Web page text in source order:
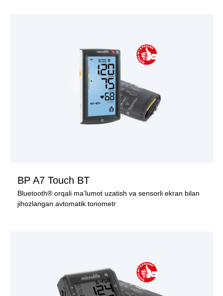
BP A7 Touch BT
Bluetooth® orqali ma’lumot uzatish va sensorli ekran bilan
jihozlangan avtomatik tonometr
MAHSULOTNI KO‘RISH